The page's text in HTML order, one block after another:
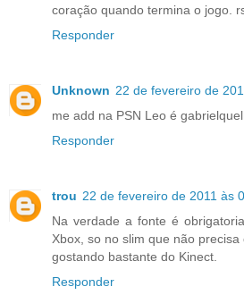
coração quando termina o jogo.
Responder
Unknown 22 de fevereiro de
me add na PSN Leo é
Responder
trou 22 de fevereiro de 2011 às
Na verdade a fonte é
Xbox, so no slim que não
gostando bastante do Kinect.
Responder